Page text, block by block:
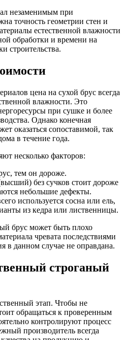
незаменимым при
точность геометрии стен и
естественной влажности
обработки и времени на
строительства.
цена на сухой брус всегда
влажности. Это
при сушке и более
Однако конечная
оказаться сопоставимой, так
в течение года.
несколько факторов:
тем он дороже.
без сучков стоит дороже
небольшие дефекты.
используется сосна или ель,
из кедра или лиственницы.
брус может быть плохо
чревата последствиями
в данном случае не оправдана.
строганый
этап. Чтобы не
обращаться к проверенным
контролируют процесс
производитель всегда